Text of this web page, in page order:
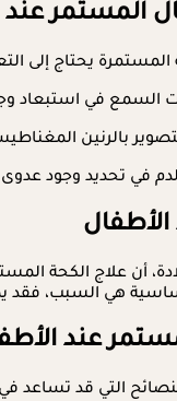
عند
يحتاج إلى
السمع في
بالرنين
الدم في تحديد وجود
أن علاج الكحة
هي السبب،
عند